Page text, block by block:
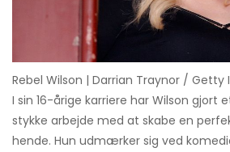
Rebel Wilson | Darrian Traynor / Getty
I sin 16-årige karriere har Wilson gjort
stykke arbejde med at skabe en
hende. Hun udmærker sig ved